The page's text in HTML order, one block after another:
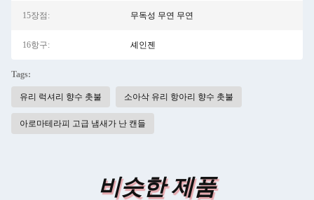
15장점: 무독성 무연 무연
16항구: 셰인젠
Tags:
유리 럭셔리 향수 촛불 소아삭 유리 항아리 향수 촛불
아로마테라피 고급 냄새가 난 캔들
비슷한 제품